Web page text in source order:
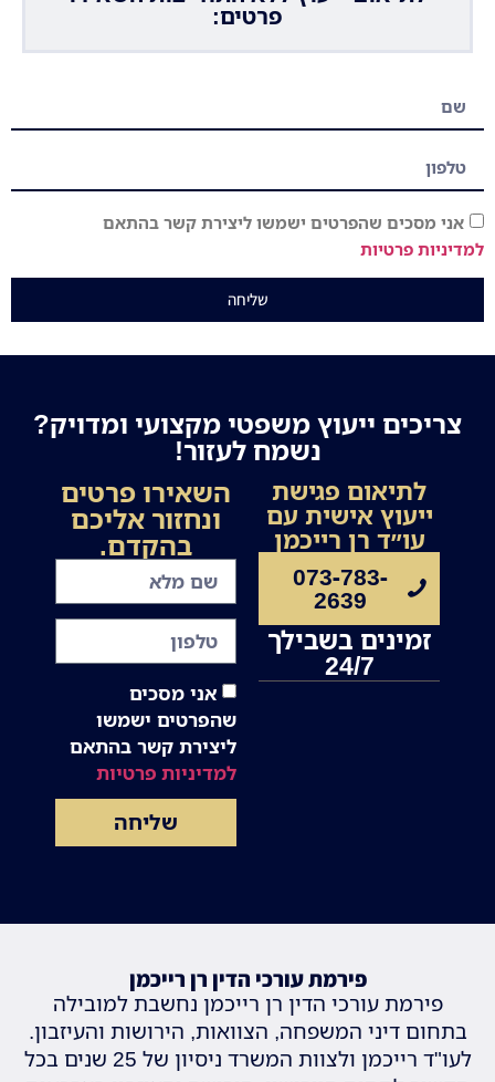
פרטים:
אני מסכים שהפרטים ישמשו ליצירת קשר בהתאם
למדיניות פרטיות
שליחה
צריכים ייעוץ משפטי מקצועי ומדויק?
נשמח לעזור!
לתיאום פגישת
ייעוץ אישית עם
עו״ד רן רייכמן
073-783-
2639
זמינים בשבילך
24/7
השאירו פרטים
ונחזור אליכם
בהקדם.
אני מסכים
שהפרטים ישמשו
ליצירת קשר בהתאם
למדיניות פרטיות
שליחה
פירמת עורכי הדין רן רייכמן
פירמת עורכי הדין רן רייכמן נחשבת למובילה
בתחום דיני המשפחה, הצוואות, הירושות והעיזבון.
לעו"ד רייכמן ולצוות המשרד ניסיון של 25 שנים בכל